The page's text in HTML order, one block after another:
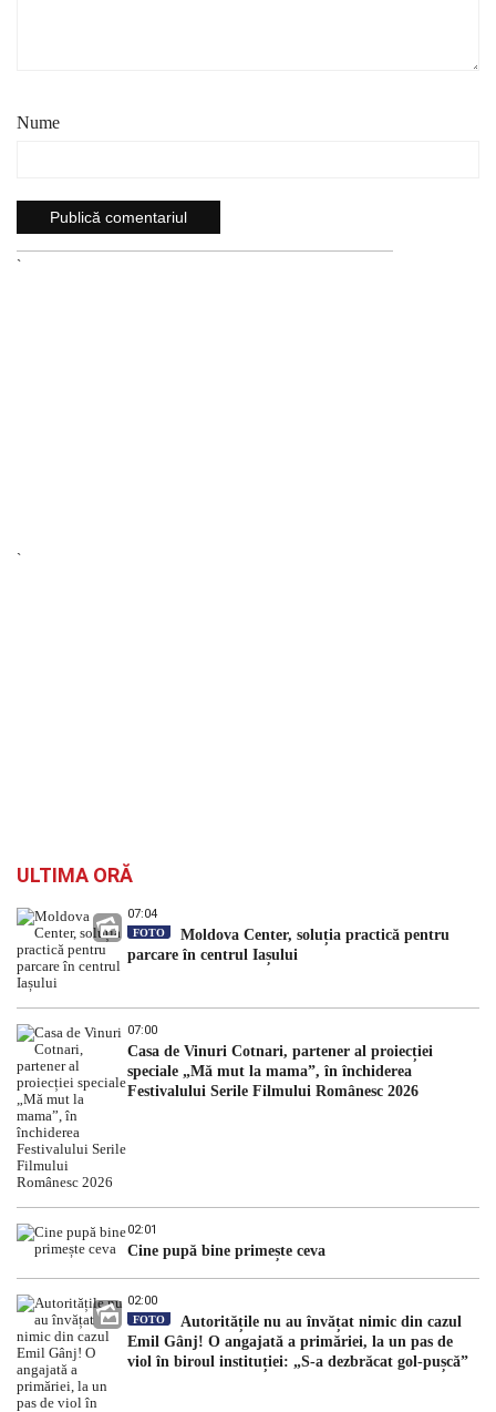
Nume
`
`
ULTIMA ORĂ
07:04
FOTO
Moldova Center, soluția practică pentru
parcare în centrul Iașului
07:00
Casa de Vinuri Cotnari, partener al proiecției
speciale „Mă mut la mama”, în închiderea
Festivalului Serile Filmului Românesc 2026
02:01
Cine pupă bine primește ceva
02:00
FOTO
Autoritățile nu au învățat nimic din cazul
Emil Gânj! O angajată a primăriei, la un pas de
viol în biroul instituției: „S-a dezbrăcat gol-pușcă”